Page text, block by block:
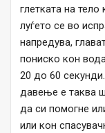
глетката на
луѓето се во
напредува,
пониско кон
20 до 60
давење е таква
да си помогне
или кон